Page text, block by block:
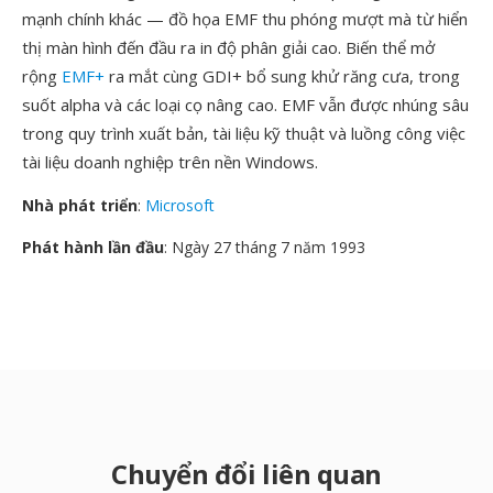
mạnh chính khác — đồ họa EMF thu phóng mượt mà từ hiển
thị màn hình đến đầu ra in độ phân giải cao. Biến thể mở
rộng EMF+ ra mắt cùng GDI+ bổ sung khử răng cưa, trong
suốt alpha và các loại cọ nâng cao. EMF vẫn được nhúng sâu
trong quy trình xuất bản, tài liệu kỹ thuật và luồng công việc
tài liệu doanh nghiệp trên nền Windows.
Nhà phát triển: Microsoft
Phát hành lần đầu: Ngày 27 tháng 7 năm 1993
Chuyển đổi liên quan